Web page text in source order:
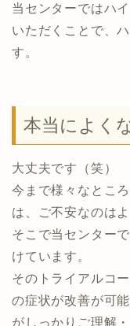
当センターではハ
いただくことで、
す。
本当によく
大丈夫です（笑）
今まで様々なとこ
は、ご不安なのは
そこで当センター
けています。
そのトライアルコ
の症状が改善が可
がしっかりご理解